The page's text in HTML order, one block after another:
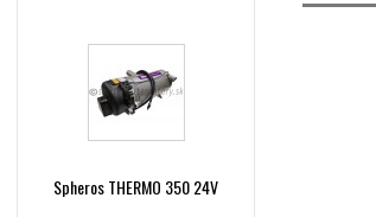
Spheros THERMO 350 24V